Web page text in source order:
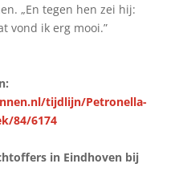
„En tegen hen zei hij:
vond ik erg mooi.”
tijdlijn/Petronella-
84/6174
in Eindhoven bij